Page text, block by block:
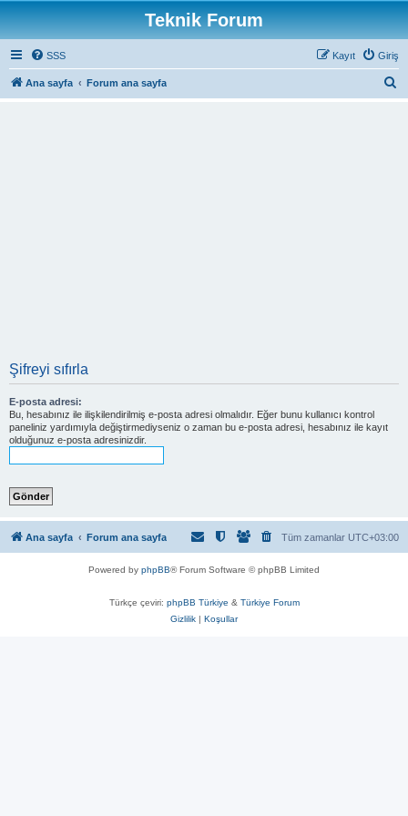
Teknik Forum
SSS Giriş
Kayıt
Ana sayfa Forum ana sayfa
Şifreyi sıfırla
E-posta adresi:
Bu, hesabınız ile ilişkilendirilmiş e-posta adresi olmalıdır. Eğer bunu kullanıcı kontrol
paneliniz yardımıyla değiştirmediyseniz o zaman bu e-posta adresi, hesabınız ile kayıt
olduğunuz e-posta adresinizdir.
Ana sayfa Forum ana sayfa Tüm zamanlar UTC+03:00
Powered by phpBB® Forum Software © phpBB Limited
Türkçe çeviri: phpBB Türkiye & Türkiye Forum
Gizlilik | Koşullar